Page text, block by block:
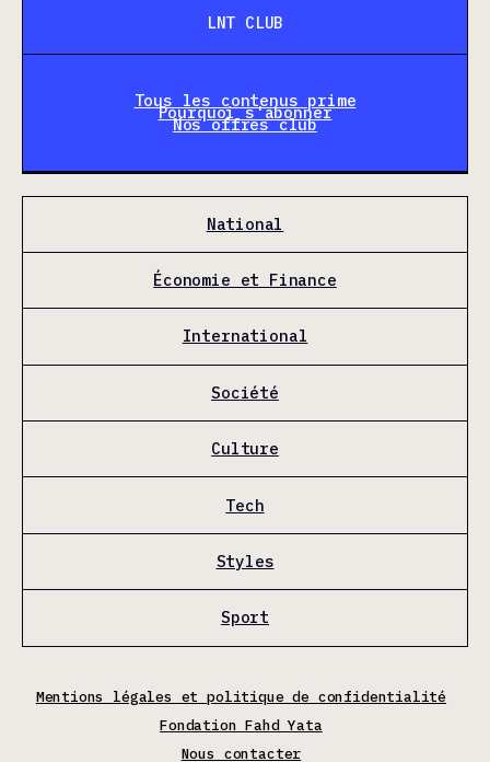
LNT CLUB
Tous les contenus prime
Pourquoi s'abonner
Nos offres club
National
Économie et Finance
International
Société
Culture
Tech
Styles
Sport
Mentions légales et politique de confidentialité
Fondation Fahd Yata
Nous contacter